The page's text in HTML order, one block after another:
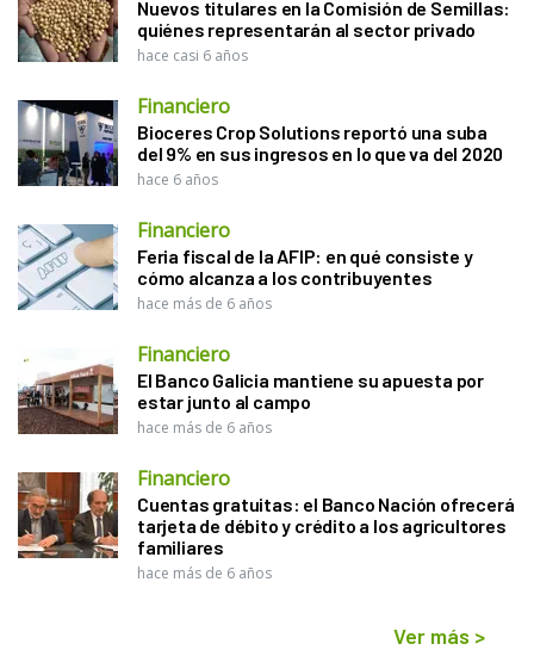
Nuevos titulares en la Comisión de Semillas:
quiénes representarán al sector privado
hace casi 6 años
Financiero
Bioceres Crop Solutions reportó una suba
del 9% en sus ingresos en lo que va del 2020
hace 6 años
Financiero
Feria fiscal de la AFIP: en qué consiste y
cómo alcanza a los contribuyentes
hace más de 6 años
Financiero
El Banco Galicia mantiene su apuesta por
estar junto al campo
hace más de 6 años
Financiero
Cuentas gratuitas: el Banco Nación ofrecerá
tarjeta de débito y crédito a los agricultores
familiares
hace más de 6 años
Ver más >